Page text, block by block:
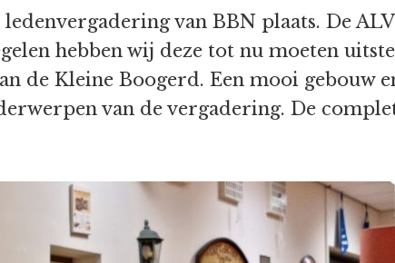
van BBN plaats. De
hebben wij deze tot nu moeten
de Kleine Boogerd. Een mooi gebouw
van de vergadering. De